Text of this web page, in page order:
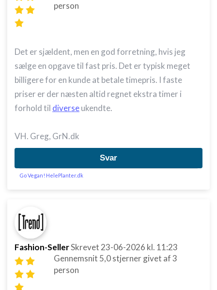
person
Det er sjældent, men en god forretning, hvis jeg
sælge en opgave til fast pris. Det er typisk meget
billigere for en kunde at betale timepris. I faste
priser er der næsten altid regnet ekstra timer i
forhold til diverseukendte.
VH. Greg, GrN.dk
Svar
Go Vegan! HelePlanter.dk
Fashion-SellerSkrevet 23-06-2026 kl. 11:23
Gennemsnit 5,0stjerner givet af3
person